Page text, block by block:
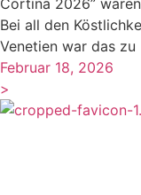
Cortina 2026”
Bei all den
Venetien war das zu
Februar 18, 2026
>